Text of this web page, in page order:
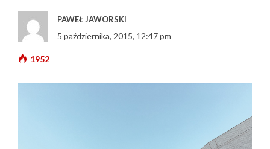
PAWEŁ JAWORSKI
5 października, 2015, 12:47 pm
1952